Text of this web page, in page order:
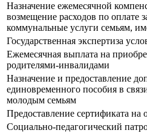
Назначение ежемесячной
возмещение расходов по оплате
коммунальные услуги семьям,
Государственная экспертиза
Ежемесячная выплата на
родителями-инвалидами
Назначение и предоставление
единовременного пособия в
молодым семьям
Предоставление сертификата на
Социально-педагогический